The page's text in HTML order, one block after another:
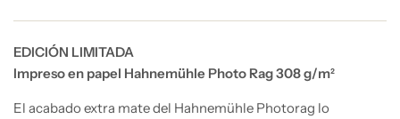
EDICIÓN LIMITADA
Impreso en papel Hahnemühle Photo Rag 308 g/m²
El acabado extra mate del Hahnemühle Photorag lo